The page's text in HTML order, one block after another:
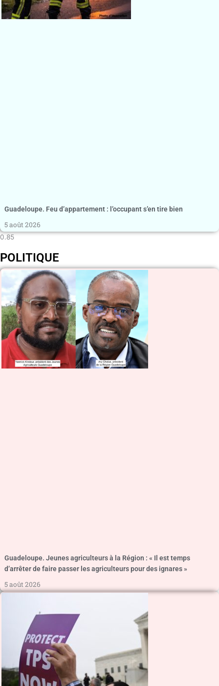
Guadeloupe. Feu d’appartement : l’occupant s’en tire bien
5 août 2026
POLITIQUE
Guadeloupe. Jeunes agriculteurs à la Région : « Il est temps
d’arrêter de faire passer les agriculteurs pour des ignares »
5 août 2026